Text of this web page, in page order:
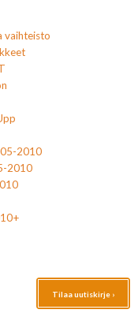
vaihteisto
2010
2010
Tilaa uutiskirje ›